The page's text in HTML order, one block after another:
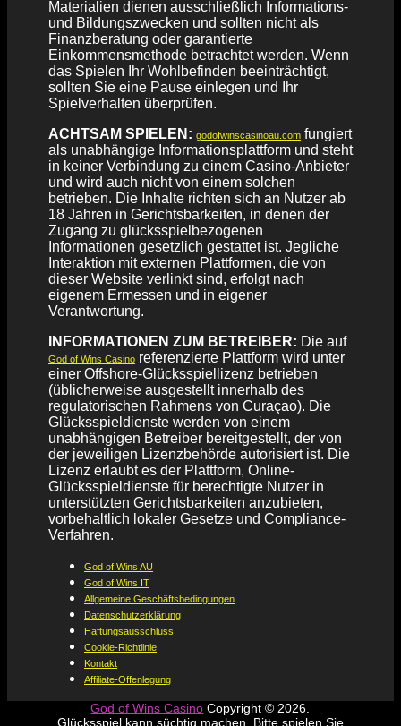
Materialien dienen ausschließlich Informations-
und Bildungszwecken und sollten nicht als
Finanzberatung oder garantierte
Einkommensmethode betrachtet werden. Wenn
das Spielen Ihr Wohlbefinden beeinträchtigt,
sollten Sie eine Pause einlegen und Ihr
Spielverhalten überprüfen.
ACHTSAM SPIELEN: godofwinscasinoau.comfungiert
als unabhängige Informationsplattform und steht
in keiner Verbindung zu einem Casino-Anbieter
und wird auch nicht von einem solchen
betrieben. Die Inhalte richten sich an Nutzer ab
18 Jahren in Gerichtsbarkeiten, in denen der
Zugang zu glücksspielbezogenen
Informationen gesetzlich gestattet ist. Jegliche
Interaktion mit externen Plattformen, die von
dieser Website verlinkt sind, erfolgt nach
eigenem Ermessen und in eigener
Verantwortung.
INFORMATIONEN ZUM BETREIBER: Die auf
God of Wins Casinoreferenzierte Plattform wird unter
einer Offshore-Glücksspiellizenz betrieben
(üblicherweise ausgestellt innerhalb des
regulatorischen Rahmens von Curaçao). Die
Glücksspieldienste werden von einem
unabhängigen Betreiber bereitgestellt, der von
der jeweiligen Lizenzbehörde autorisiert ist. Die
Lizenz erlaubt es der Plattform, Online-
Glücksspieldienste für berechtigte Nutzer in
unterstützten Gerichtsbarkeiten anzubieten,
vorbehaltlich lokaler Gesetze und Compliance-
Verfahren.
God of Wins AU
God of Wins IT
Allgemeine Geschäftsbedingungen
Datenschutzerklärung
Haftungsausschluss
Cookie-Richtlinie
Kontakt
Affiliate-Offenlegung
God of Wins Casino Copyright © 2026.
Glücksspiel kann süchtig machen. Bitte spielen Sie